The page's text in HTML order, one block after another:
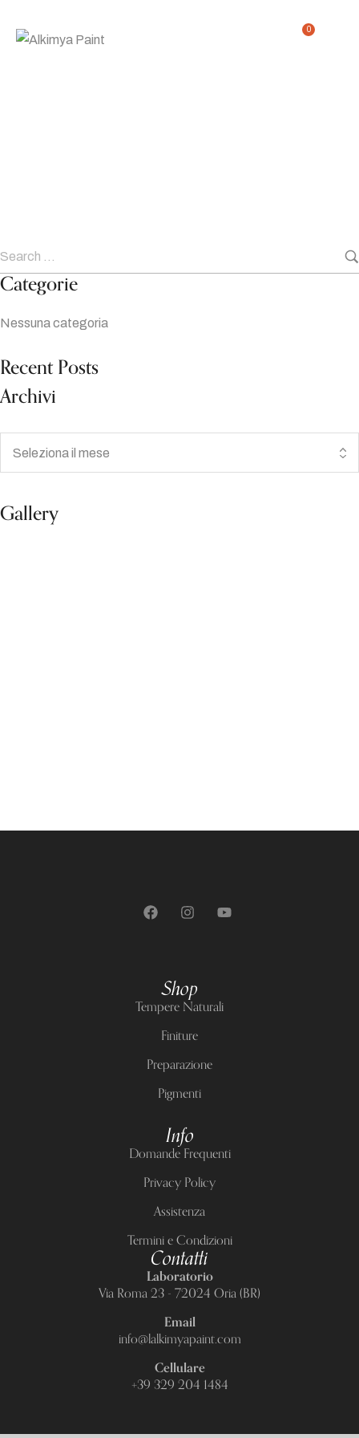
0
Categorie
Nessuna categoria
Recent Posts
Archivi
Gallery
Shop
Tempere Naturali
Finiture
Preparazione
Pigmenti
Info
Domande Frequenti
Privacy Policy
Assistenza
Termini e Condizioni
Contatti
Laboratorio
Via Roma 23 - 72024 Oria (BR)
Email
info@lalkimyapaint.com
Cellulare
+39 329 204 1484